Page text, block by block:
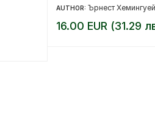
AUTHOR: Ърнест Хемингуей
16.00 EUR (31.29